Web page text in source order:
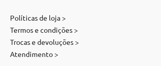
Políticas de loja >
Termos e condições >
Trocas e devoluções >
Atendimento >